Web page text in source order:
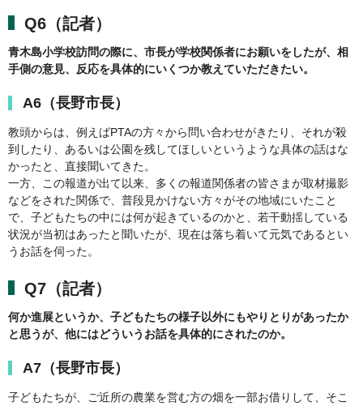
Q6（記者）
青木島小学校訪問の際に、市長が学校関係者にお願いをしたが、相
手側の意見、反応を具体的にいくつか教えていただきたい。
A6（長野市長）
教頭からは、例えばPTAの方々から問い合わせがきたり、それが殺
到したり、あるいは公園を残してほしいというような具体の話はな
かったと、直接聞いてきた。
一方、この報道が出て以来、多くの報道関係者の皆さまが取材撮影
などをされた関係で、普段見かけない方々がその地域にいたこと
で、子どもたちの中には何が起きているのかと、若干動揺している
状況が当初はあったと聞いたが、現在は落ち着いて元気であるとい
うお話を伺った。
Q7（記者）
何か進展というか、子どもたちの様子以外にもやりとりがあったか
と思うが、他にはどういうお話を具体的にされたのか。
A7（長野市長）
子どもたちが、ご近所の農業を営む方の畑を一部お借りして、そこ